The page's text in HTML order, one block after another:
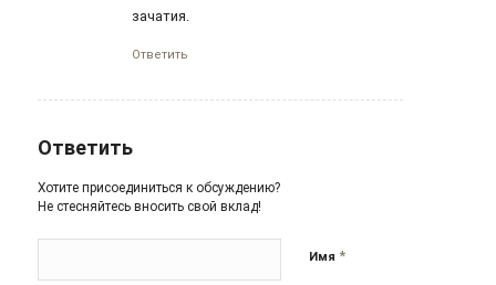
зачатия.
Ответить
Ответить
Хотите присоединиться к обсуждению?
Не стесняйтесь вносить свой вклад!
Имя *